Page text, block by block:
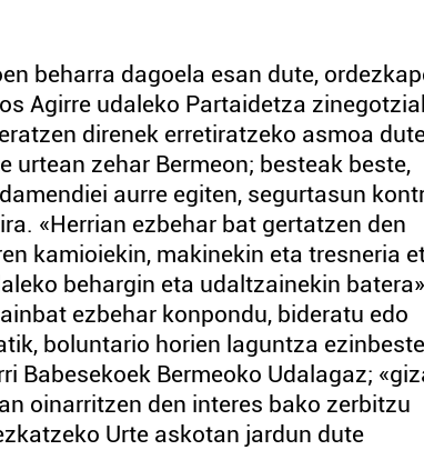
beharra dagoela esan dute,
Agirre udaleko Partaidetza
direnek erretiratzeko asmoa
urtean zehar Bermeon; besteak beste,
aurre egiten, segurtasun
«Herrian ezbehar bat gertatzen den
kamioiekin, makinekin eta tresneria
behargin eta udaltzainekin
ezbehar konpondu, bideratu edo
boluntario horien laguntza
Babesekoek Bermeoko Udalagaz;
oinarritzen den interes bako zerbitzu
Urte askotan jardun dute